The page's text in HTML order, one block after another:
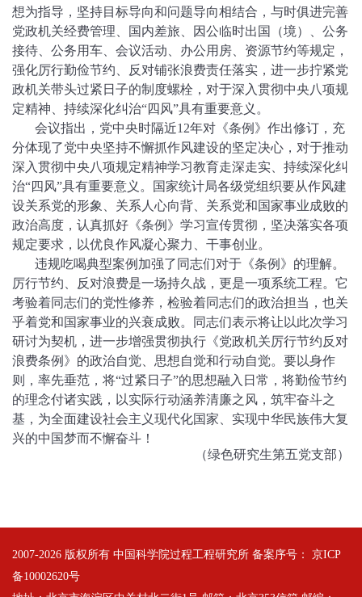
想为指导，坚持目标导向和问题导向相结合，与时俱进完善
党政机关经费管理、国内差旅、因公临时出国（境）、公务
接待、公务用车、会议活动、办公用房、资源节约等规定，
强化厉行勤俭节约、反对铺张浪费责任落实，进一步拧紧党
政机关带头过紧日子的制度螺栓，对于深入贯彻中央八项规
定精神、持续深化纠治“四风”具有重要意义。
会议指出，党中央时隔近12年对《条例》作出修订，充
分体现了党中央坚持不懈抓作风建设的坚定决心，对于推动
深入贯彻中央八项规定精神学习教育走深走实、持续深化纠
治“四风”具有重要意义。国家统计局各级党组织要从作风建
设关系党的形象、关系人心向背、关系党和国家事业成败的
政治高度，认真抓好《条例》学习宣传贯彻，坚决落实各项
规定要求，以优良作风凝心聚力、干事创业。
违规吃喝典型案例加强了同志们对于《条例》的理解。
厉行节约、反对浪费是一场持久战，更是一项系统工程。它
考验着同志们的党性修养，检验着同志们的政治担当，也关
乎着党和国家事业的兴衰成败。同志们表示将让以此次学习
研讨为契机，进一步增强贯彻执行《党政机关厉行节约反对
浪费条例》的政治自觉、思想自觉和行动自觉。要以身作
则，率先垂范，将“过紧日子”的思想融入日常，将勤俭节约
的理念付诸实践，以实际行动涵养清廉之风，筑牢奋斗之
基，为全面建设社会主义现代化国家、实现中华民族伟大复
兴的中国梦而不懈奋斗！
（绿色研究生第五党支部）
2007-2026 版权所有 中国科学院过程工程研究所 备案序号： 京ICP
备10002620号